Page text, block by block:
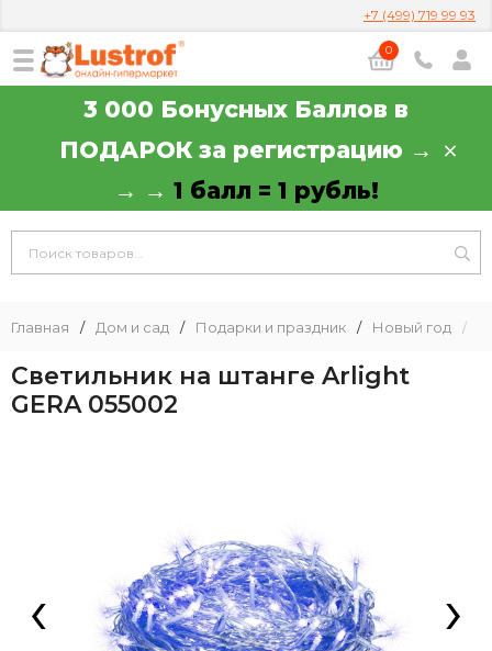
+7 (499) 719 99 93
0
3 000 Бонусных Баллов в
ПОДАРОК за регистрацию →
→ → 1 балл = 1 рубль!
Главная / Дом и сад / Подарки и праздник / Новый год /
Светильник на штанге Arlight
GERA 055002
‹ ›